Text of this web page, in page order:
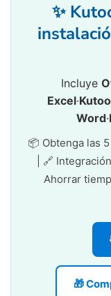
✨
Incluye
Excel·
Word·
📦 Obtenga las
| 🔗
Ahorrar
🎁